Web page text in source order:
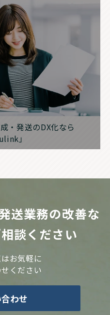
・発送のDX化なら
」
送業務の改善な
談ください
お気軽に
ください
わせ